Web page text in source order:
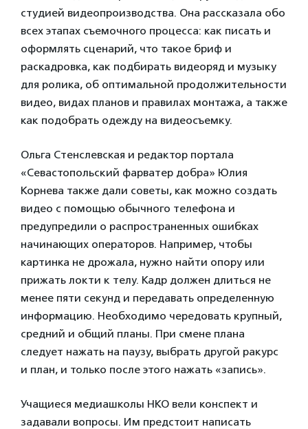
студией видеопроизводства. Она рассказала обо
всех этапах съемочного процесса: как писать и
оформлять сценарий, что такое бриф и
раскадровка, как подбирать видеоряд и музыку
для ролика, об оптимальной продолжительности
видео, видах планов и правилах монтажа, а также
как подобрать одежду на видеосъемку.
Ольга Стенслевская и редактор портала
«Севастопольский фарватер добра» Юлия
Корнева также дали советы, как можно создать
видео с помощью обычного телефона и
предупредили о распространенных ошибках
начинающих операторов. Например, чтобы
картинка не дрожала, нужно найти опору или
прижать локти к телу. Кадр должен длиться не
менее пяти секунд и передавать определенную
информацию. Необходимо чередовать крупный,
средний и общий планы. При смене плана
следует нажать на паузу, выбрать другой ракурс
и план, и только после этого нажать «запись».
Учащиеся медиашколы НКО вели конспект и
задавали вопросы. Им предстоит написать